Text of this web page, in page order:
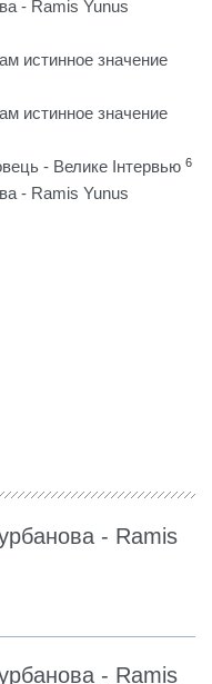
- Ramis Yunus
истинное значение
истинное значение
- Велике Інтервью 6
- Ramis Yunus
- Ramis
- Ramis